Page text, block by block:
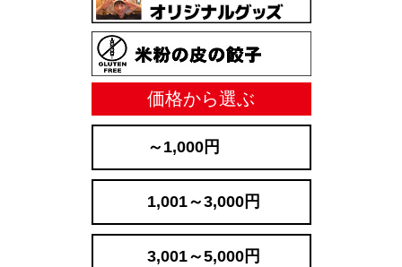
価格から選ぶ
～1,000円
1,001～3,000円
3,001～5,000円